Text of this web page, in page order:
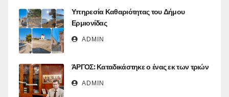
Υπηρεσία Καθαριότητας του Δήμου
Ερμιονίδας
ADMIN
ΆΡΓΟΣ: Καταδικάστηκε ο ένας εκ των τριών
ADMIN